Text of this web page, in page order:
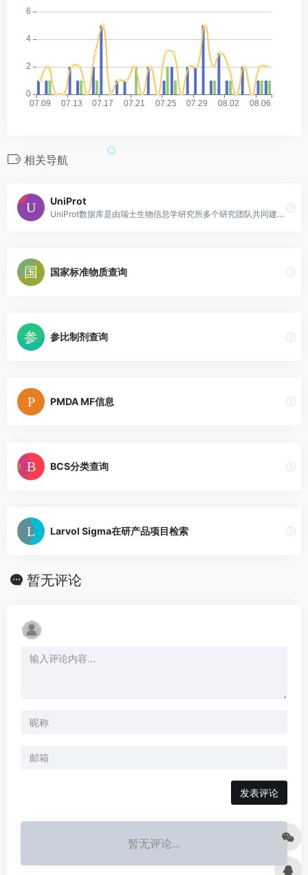
相关导航
UniProt
UniProt数据库是由瑞士生物信息学研究所多个研究团队共同建立并维护的一个免费蛋白质信息数据库，可查询蛋白质序列、物种信息等大量的信息。
国家标准物质查询
参比制剂查询
PMDA MF信息
BCS分类查询
Larvol Sigma在研产品项目检索
暂无评论
发表评论
暂无评论...